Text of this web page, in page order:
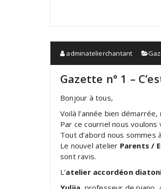
adminatelierchantant
Gazette n° 1 –
Bonjour à tous,
Voilà l’année bien
Par ce courriel nous
Tout d’abord nous sommes
Le nouvel atelier Parents /
sont ravis.
L’atelier accordéon